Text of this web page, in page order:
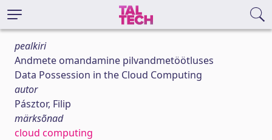
pealkiri
Andmete omandamine pilvandmetöötluses
Data Possession in the Cloud Computing
autor
Pásztor, Filip
märksõnad
cloud computing